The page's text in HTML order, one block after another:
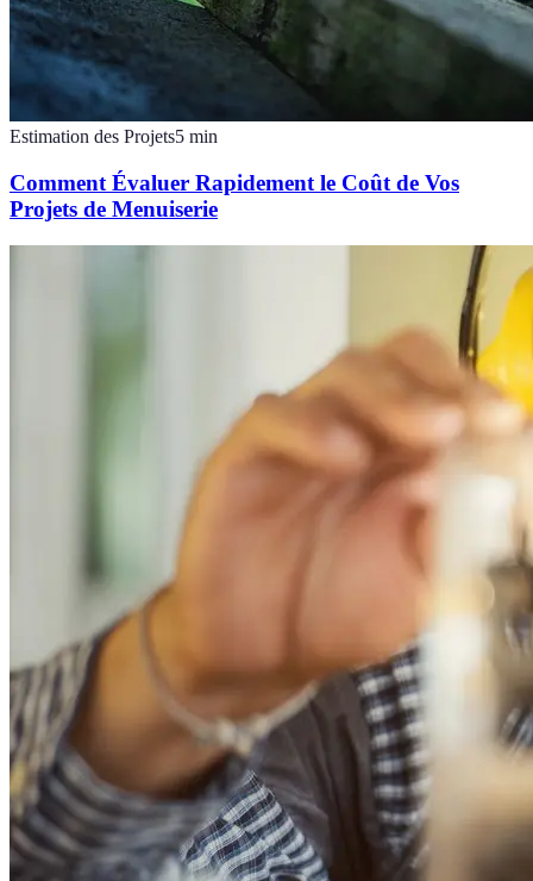
Estimation des Projets5 min
Comment Évaluer Rapidement le Coût de Vos
Projets de Menuiserie